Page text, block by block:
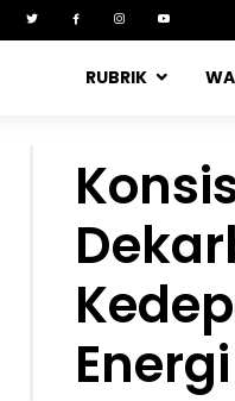
RUBRIK
Energi